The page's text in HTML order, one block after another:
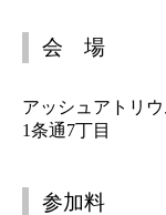
会 場
アッシュアトリウ
1条通7丁目
参加料